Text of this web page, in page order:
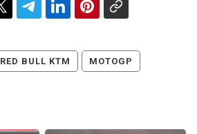
RED BULL KTM MOTOGP